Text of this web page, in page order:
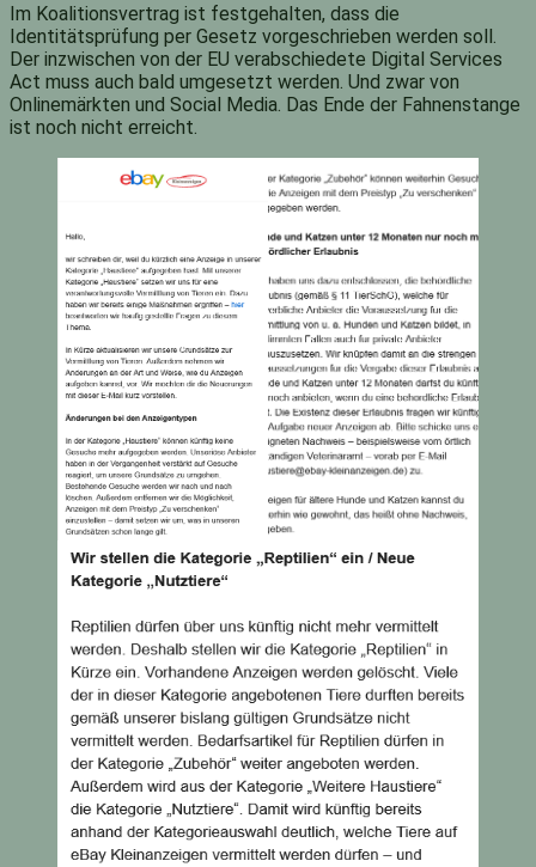
Im Koalitionsvertrag ist festgehalten, dass die
Identitätsprüfung per Gesetz vorgeschrieben werden soll.
Der inzwischen von der EU verabschiedete Digital Services
Act muss auch bald umgesetzt werden. Und zwar von
Onlinemärkten und Social Media. Das Ende der Fahnenstange
ist noch nicht erreicht.